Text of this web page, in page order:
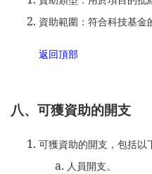
資助範圍：符合科技基金
返回頂部
八、可獲資助的開支
可獲資助的開支，包括以
人員開支。